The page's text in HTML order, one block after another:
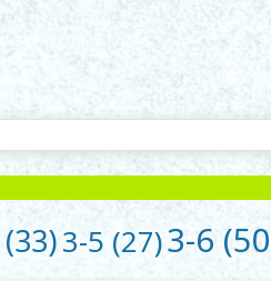
(33)3-5 (27)3-6